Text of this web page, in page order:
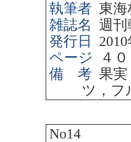
執筆者 東
雑誌名
週刊
発行日
2010
ページ
４
備 考 果実
ツ，フ
No14